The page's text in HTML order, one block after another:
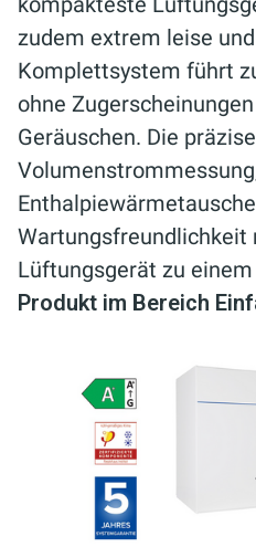
zudem extrem leise
Komplettsystem führt
ohne
Geräuschen. Die präzise
Wartungsfreundlichkeit
Lüftungsgerät zu einem
Produkt im Bereich